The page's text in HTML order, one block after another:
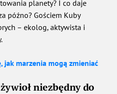
planety? I co daje
późno? Gościem Kuby
– ekolog, aktywista i
jak marzenia mogą zmieniać
niezbędny do